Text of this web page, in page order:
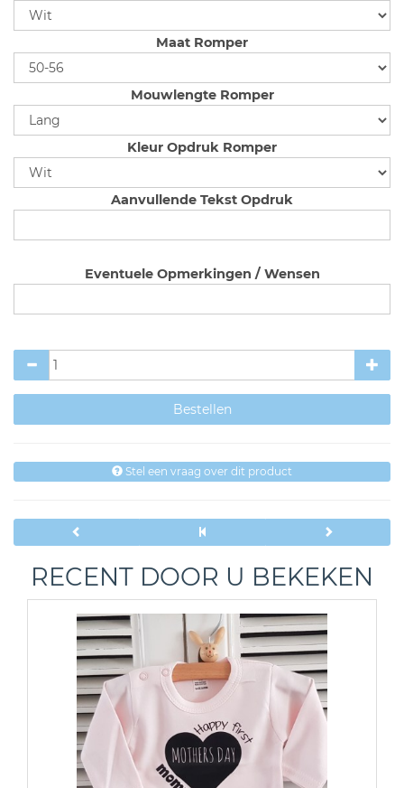
Maat Romper
Mouwlengte Romper
Kleur Opdruk Romper
Aanvullende Tekst Opdruk
Eventuele Opmerkingen / Wensen
Stel een vraag over dit product
RECENT DOOR U BEKEKEN